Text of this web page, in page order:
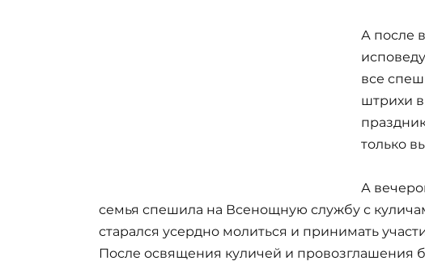
А после
все
штрихи в
только
А
семья спешила на Всенощную службу с
старался усердно молиться и принимать
После освящения куличей и провозглашения